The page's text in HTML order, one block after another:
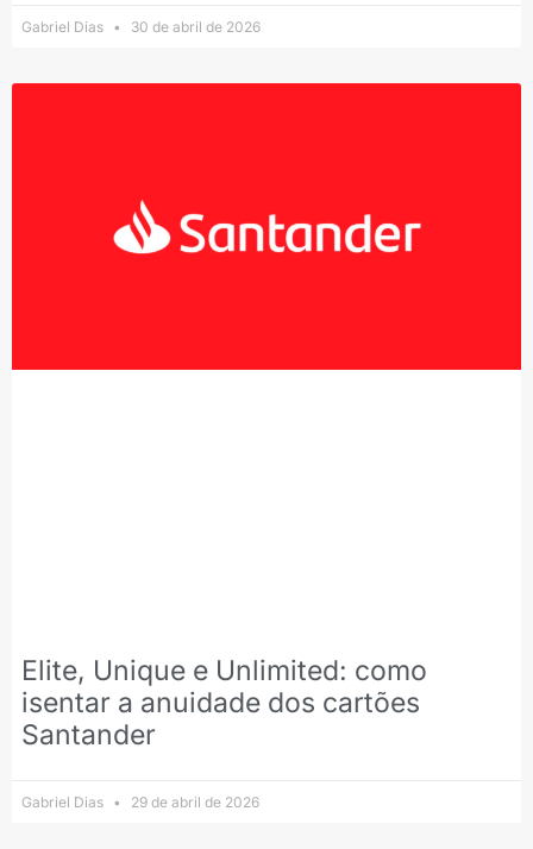
Gabriel Dias 30 de abril de 2026
Elite, Unique e Unlimited: como
isentar a anuidade dos cartões
Santander
Gabriel Dias 29 de abril de 2026